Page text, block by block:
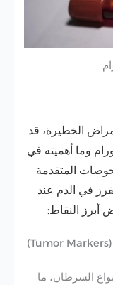
الخطيرة، قد
وما أهميته في
المتقدمة
في الدم عند
أبرز النقاط:
يقيس وجود بروتينات معينة تسمى (Tumor Markers)
السرطان، ما